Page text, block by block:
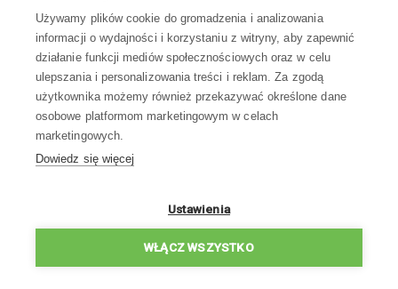
Wszystko o zakupach
Kontakt
Skontaktuj się z Nami
Pon-Pt 8:00—17:00
WSZYSTKIE KONTAKTY
Używamy plików cookie do gromadzenia i analizowania
informacji o wydajności i korzystaniu z witryny, aby zapewnić
działanie funkcji mediów społecznościowych oraz w celu
ulepszania i personalizowania treści i reklam. Za zgodą
użytkownika możemy również przekazywać określone dane
osobowe platformom marketingowym w celach
marketingowych.
Dowiedz się więcej
Ustawienia
WŁĄCZ WSZYSTKO